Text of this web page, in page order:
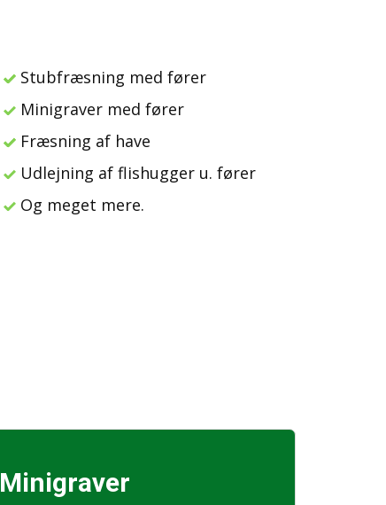
Stubfræsning med fører
Minigraver med fører
Fræsning af have
Udlejning af flishugger u. fører
Og meget mere.
Minigraver